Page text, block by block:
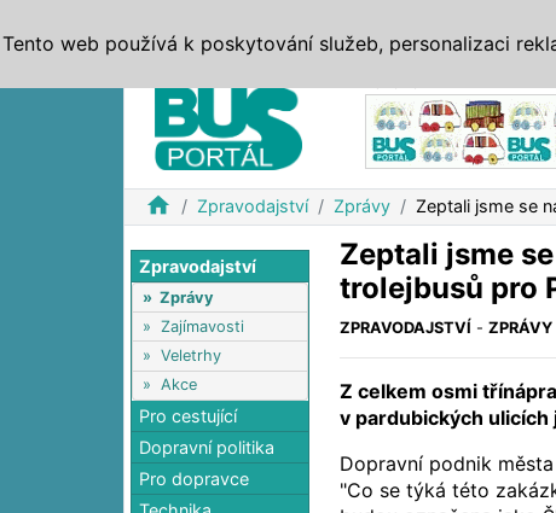
home Zpravodajství Zprávy Zeptali jsme se
Zpravodajství
» Zprávy
» Zajímavosti
» Veletrhy
» Akce
Pro cestující
Dopravní politika
Pro dopravce
Zeptali jsme
trolejbusů pro
ZPRAVODAJSTVÍ -ZPRÁVY
Z celkem osmi
v pardubických ulicích
Dopravní podnik
"Co se týká této
Tento web používá k poskytování služeb, personalizaci